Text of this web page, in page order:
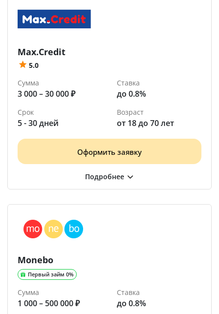
Max.Credit
5.0
Сумма
3 000 – 30 000 ₽
Ставка
до 0.8%
Срок
5 - 30 дней
Возраст
от 18 до 70 лет
Оформить заявку
Monebo
Первый займ 0%
Сумма
1 000 – 500 000 ₽
Ставка
до 0.8%